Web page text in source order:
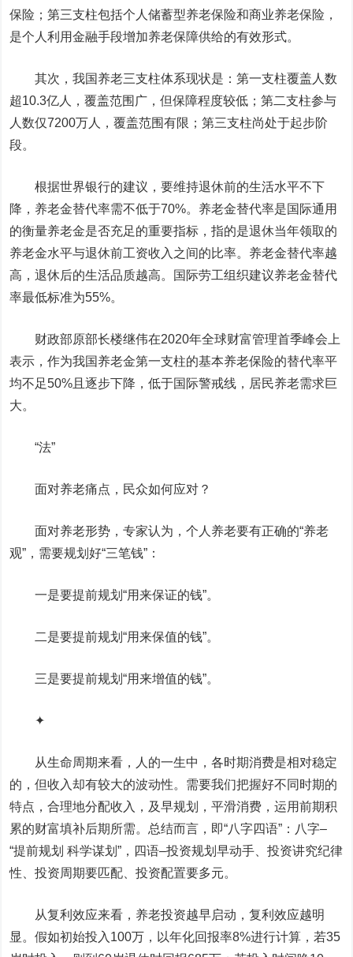
保险；第三支柱包括个人储蓄型养老保险和商业养老保险，
是个人利用金融手段增加养老保障供给的有效形式。
其次，我国养老三支柱体系现状是：第一支柱覆盖人数
超10.3亿人，覆盖范围广，但保障程度较低；第二支柱参与
人数仅7200万人，覆盖范围有限；第三支柱尚处于起步阶
段。
根据世界银行的建议，要维持退休前的生活水平不下
降，养老金替代率需不低于70%。养老金替代率是国际通用
的衡量养老金是否充足的重要指标，指的是退休当年领取的
养老金水平与退休前工资收入之间的比率。养老金替代率越
高，退休后的生活品质越高。国际劳工组织建议养老金替代
率最低标准为55%。
财政部原部长楼继伟在2020年全球财富管理首季峰会上
表示，作为我国养老金第一支柱的基本养老保险的替代率平
均不足50%且逐步下降，低于国际警戒线，居民养老需求巨
大。
“法”
面对养老痛点，民众如何应对？
面对养老形势，专家认为，个人养老要有正确的“养老
观”，需要规划好“三笔钱”：
一是要提前规划“用来保证的钱”。
二是要提前规划“用来保值的钱”。
三是要提前规划“用来增值的钱”。
✦
从生命周期来看，人的一生中，各时期消费是相对稳定
的，但收入却有较大的波动性。需要我们把握好不同时期的
特点，合理地分配收入，及早规划，平滑消费，运用前期积
累的财富填补后期所需。总结而言，即“八字四语”：八字–
“提前规划 科学谋划”，四语–投资规划早动手、投资讲究纪律
性、投资周期要匹配、投资配置要多元。
从复利效应来看，养老投资越早启动，复利效应越明
显。假如初始投入100万，以年化回报率8%进行计算，若35